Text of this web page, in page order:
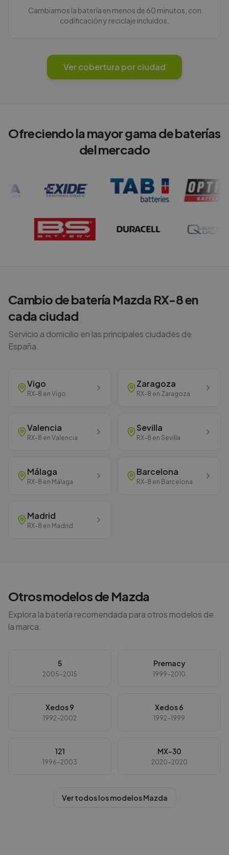
Cambiamos la batería en menos de 60 minutos, con
codificación y reciclaje incluidos.
Ver cobertura por ciudad
Ofreciendo la mayor gama de baterías
del mercado
Cambio de batería Mazda RX-8en
cada ciudad
Servicio a domicilio en las principales ciudades de
España.
Vigo
RX-8 en Vigo
Zaragoza
RX-8 en Zaragoza
Valencia
RX-8 en Valencia
Sevilla
RX-8 en Sevilla
Málaga
RX-8 en Málaga
Barcelona
RX-8 en Barcelona
Madrid
RX-8 en Madrid
Otros modelos de Mazda
Explora la batería recomendada para otros modelos de
la marca.
5
2005-2015
Premacy
1999-2010
Xedos 9
1992-2002
Xedos 6
1992-1999
121
1996-2003
MX-30
2020-2020
Ver todos los modelosMazda